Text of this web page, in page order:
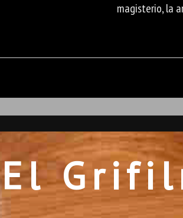
magisterio, la
El